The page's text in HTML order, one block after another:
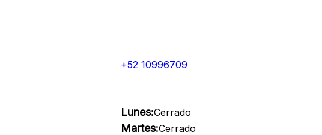
+52 10996709
Lunes:Cerrado
Martes:Cerrado